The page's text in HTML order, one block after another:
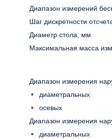
Диапазон измерений
Шаг дискретности
Диаметр стола, мм
Максимальная масса
Диапазон измерения
диаметральных
осевых
Диапазон измерения
диаметральных